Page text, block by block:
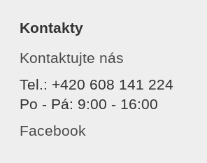
Kontakty
Kontaktujte nás
Tel.: +420 608 141 224
Po - Pá: 9:00 - 16:00
Facebook